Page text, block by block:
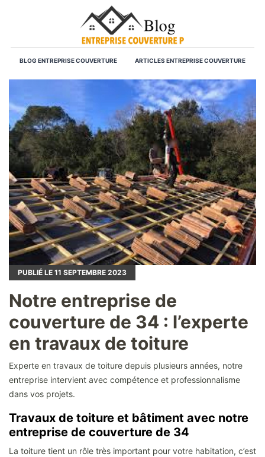
BLOG ENTREPRISE COUVERTURE ARTICLES ENTREPRISE COUVERTURE
PUBLIÉ LE 11 SEPTEMBRE 2023
Notre entreprise de
couverture de 34 : l’experte
en travaux de toiture
Experte en travaux de toiture depuis plusieurs années, notre
entreprise intervient avec compétence et professionnalisme
dans vos projets.
Travaux de toiture et bâtiment avec notre
entreprise de couverture de 34
La toiture tient un rôle très important pour votre habitation, c’est